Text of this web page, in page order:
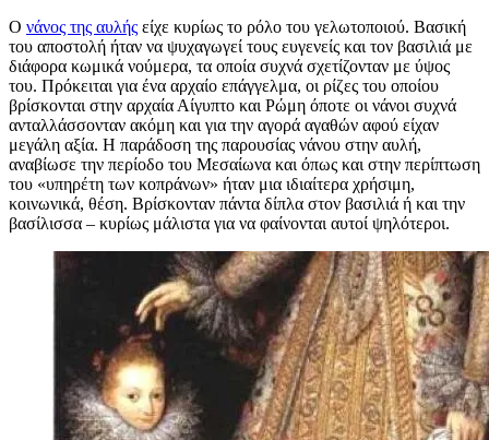
Ο νάνος της αυλής είχε κυρίως το ρόλο του γελωτοποιού. Βασική
του αποστολή ήταν να ψυχαγωγεί τους ευγενείς και τον βασιλιά με
διάφορα κωμικά νούμερα, τα οποία συχνά σχετίζονταν με ύψος
του. Πρόκειται για ένα αρχαίο επάγγελμα, οι ρίζες του οποίου
βρίσκονται στην αρχαία Αίγυπτο και Ρώμη όποτε οι νάνοι συχνά
ανταλλάσσονταν ακόμη και για την αγορά αγαθών αφού είχαν
μεγάλη αξία. Η παράδοση της παρουσίας νάνου στην αυλή,
αναβίωσε την περίοδο του Μεσαίωνα και όπως και στην περίπτωση
του «υπηρέτη των κοπράνων» ήταν μια ιδιαίτερα χρήσιμη,
κοινωνικά, θέση. Βρίσκονταν πάντα δίπλα στον βασιλιά ή και την
βασίλισσα – κυρίως μάλιστα για να φαίνονται αυτοί ψηλότεροι.